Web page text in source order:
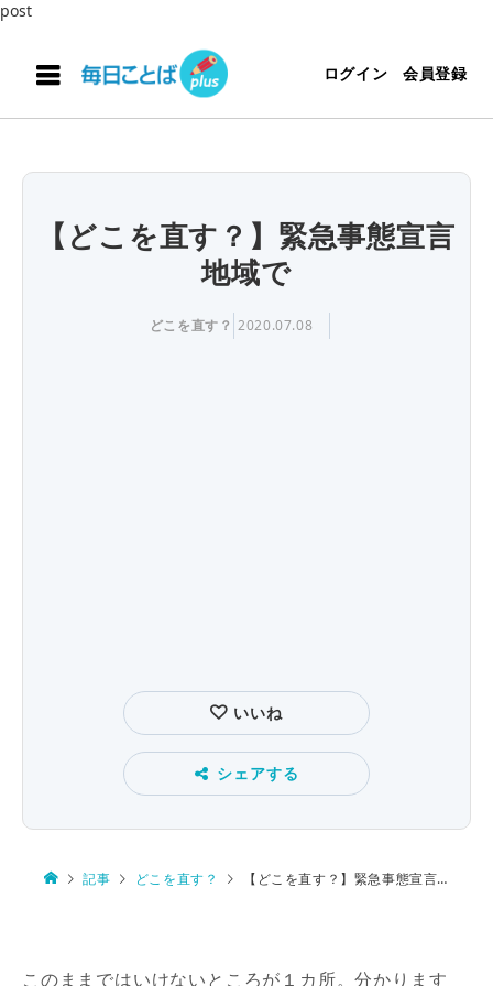
post
ログイン 会員登録
【どこを直す？】緊急事態宣言
地域で
どこを直す？ 2020.07.08
いいね
シェアする
記事 どこを直す？ 【どこを直す？】緊急事態宣言地域で
このままではいけないところが１カ所。分かります